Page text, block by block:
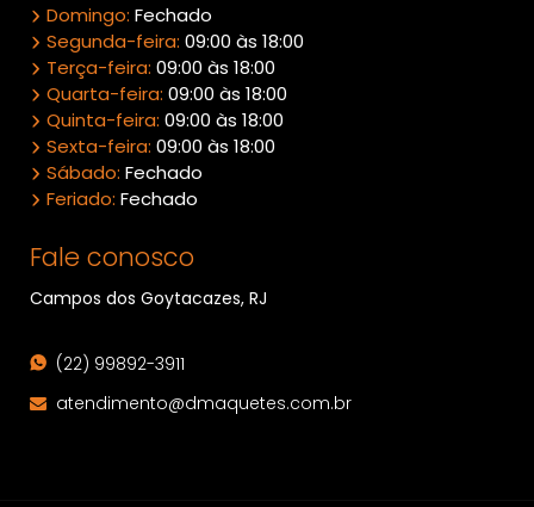
Domingo: Fechado
Segunda-feira: 09:00 às 18:00
Terça-feira: 09:00 às 18:00
Quarta-feira: 09:00 às 18:00
Quinta-feira: 09:00 às 18:00
Sexta-feira: 09:00 às 18:00
Sábado: Fechado
Feriado: Fechado
Fale conosco
Campos dos Goytacazes, RJ
(22) 99892-3911
atendimento@dmaquetes.com.br